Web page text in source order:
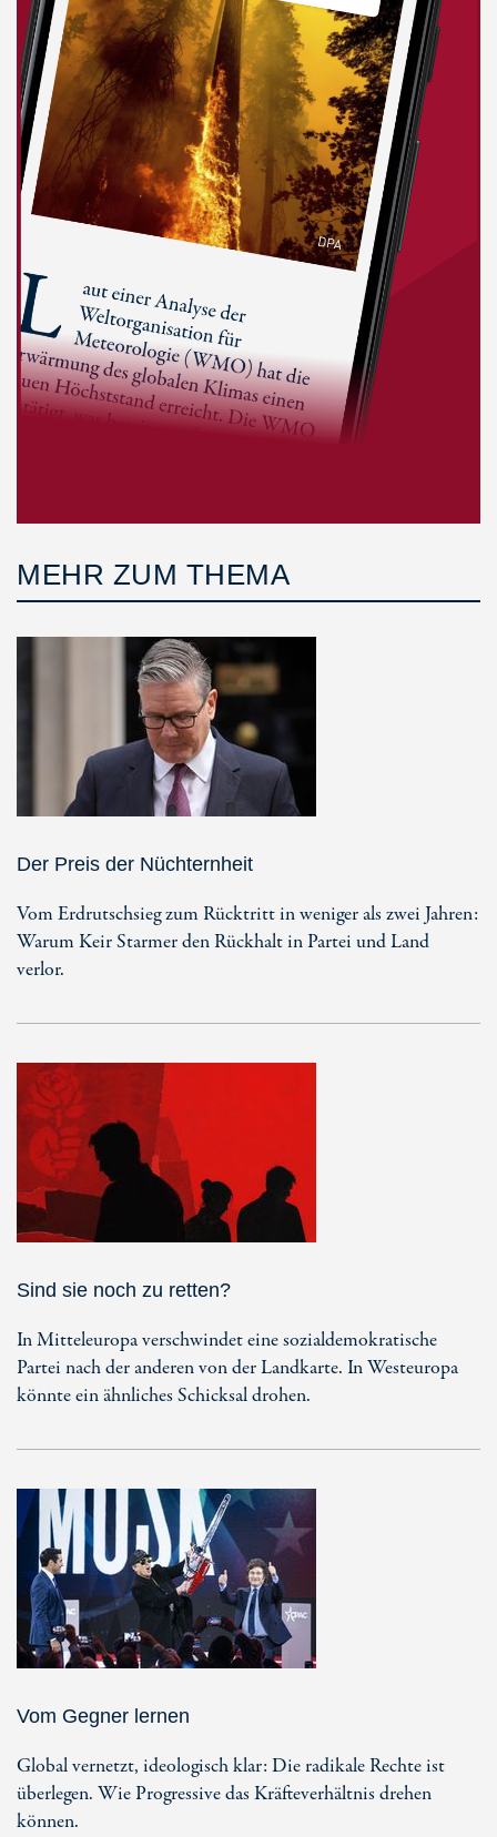
MEHR ZUM THEMA
Der Preis der Nüchternheit
Vom Erdrutschsieg zum Rücktritt in weniger als zwei Jahren:
Warum Keir Starmer den Rückhalt in Partei und Land
verlor.
Sind sie noch zu retten?
In Mitteleuropa verschwindet eine sozialdemokratische
Partei nach der anderen von der Landkarte. In Westeuropa
könnte ein ähnliches Schicksal drohen.
Vom Gegner lernen
Global vernetzt, ideologisch klar: Die radikale Rechte ist
überlegen. Wie Progressive das Kräfteverhältnis drehen
können.